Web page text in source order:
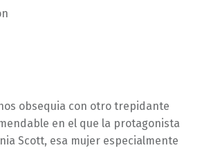
nos obsequia con otro trepidante
en el que la protagonista
Scott, esa mujer especialmente